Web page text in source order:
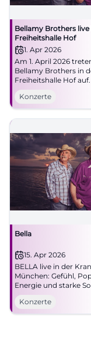
Bellamy Brothers live
Freiheitshalle Hof
1. Apr 2026
Am 1. April 2026
Bellamy Brothers in
Freiheitshalle Hof auf.
Abend voller
und zweistimmiger
Harmonien erwartet
Besucher.
Konzerte
Bella
15. Apr 2026
BELLA live in der
München: Gefühl,
Energie und starke
15.04.2026 um 20
den Abend sichern!
#München #Live
Konzerte